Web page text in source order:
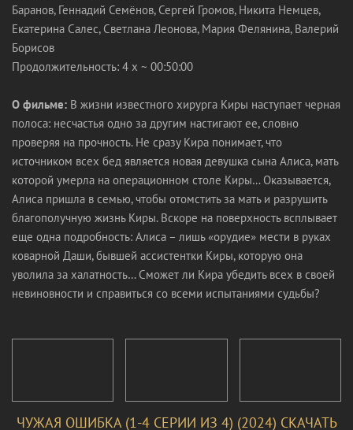
Баранов, Геннадий Семёнов, Сергей Громов, Никита Немцев,
Екатерина Салес, Светлана Леонова, Мария Фелянина, Валерий
Борисов
Продолжительность: 4 х ~ 00:50:00
О фильме: В жизни известного хирурга Киры наступает черная
полоса: несчастья одно за другим настигают ее, словно
проверяя на прочность. Не сразу Кира понимает, что
источником всех бед является новая девушка сына Алиса, мать
которой умерла на операционном столе Киры… Оказывается,
Алиса пришла в семью, чтобы отомстить за мать и разрушить
благополучную жизнь Киры. Вскоре на поверхность всплывает
еще одна подробность: Алиса – лишь «орудие» мести в руках
коварной Даши, бывшей ассистентки Киры, которую она
уволила за халатность… Сможет ли Кира убедить всех в своей
невиновности и справиться со всеми испытаниями судьбы?
ЧУЖАЯ ОШИБКА (1-4 СЕРИИ ИЗ 4) (2024) СКАЧАТЬ